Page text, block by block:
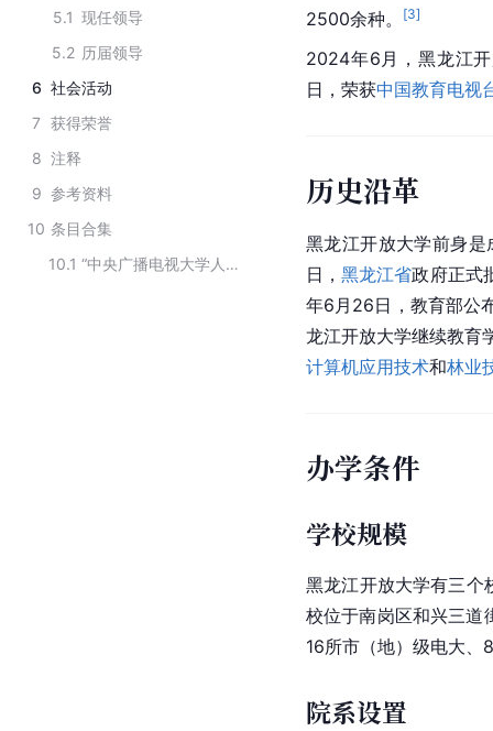
5.1 现任领导
5.2 历届领导
6 社会活动
7 获得荣誉
8 注释
9 参考资料
10 条目合集
10.1
“中央广播电视大学人才培养模式改革和开放教育试点”项目中期评估合格的学校（东北三省）
2500余种。
[3]
2024年6月，黑龙江
日，荣获中国教育电视
历史沿革
黑龙江开放大学前身
日，黑龙江省政府正式
年6月26日，教育部公
龙江开放大学继续教育
计算机应用技术和林业
办学条件
学校规模
黑龙江开放大学有三个
校位于南岗区和兴三道
16所市（地）级电大、
院系设置